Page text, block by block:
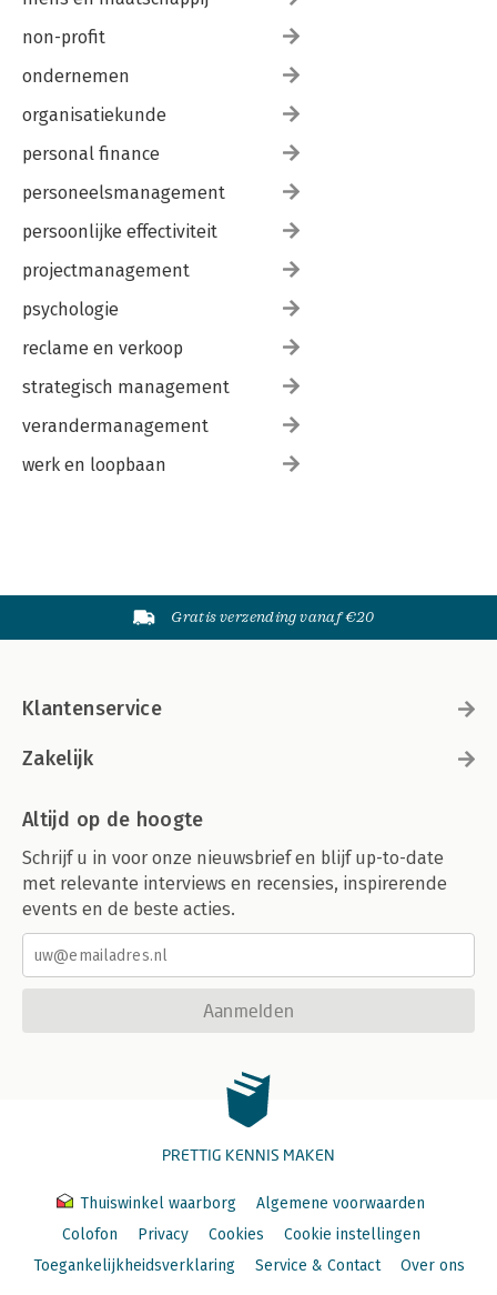
non-profit
ondernemen
organisatiekunde
personal finance
personeelsmanagement
persoonlijke effectiviteit
projectmanagement
psychologie
reclame en verkoop
strategisch management
verandermanagement
werk en loopbaan
Gratis verzending vanaf €20
Klantenservice
Zakelijk
Altijd op de hoogte
Schrijf u in voor onze nieuwsbrief en blijf up-to-date
met relevante interviews en recensies, inspirerende
events en de beste acties.
Aanmelden
PRETTIG KENNIS MAKEN
Thuiswinkel waarborg
Algemene voorwaarden
Colofon
Privacy Cookies
Cookie instellingen
Toegankelijkheidsverklaring
Service & Contact Over ons